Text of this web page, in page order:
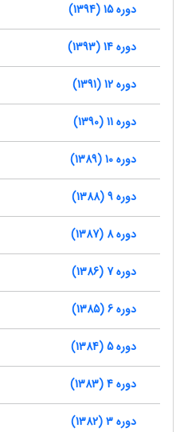
دوره 15 (1394)
دوره 14 (1393)
دوره 12 (1391)
دوره 11 (1390)
دوره 10 (1389)
دوره 9 (1388)
دوره 8 (1387)
دوره 7 (1386)
دوره 6 (1385)
دوره 5 (1384)
دوره 4 (1383)
دوره 3 (1382)